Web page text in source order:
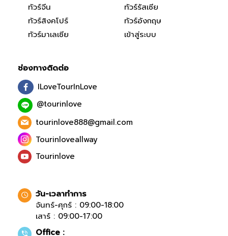
ทัวร์จีน
ทัวร์สิงคโปร์
ทัวร์มาเลเซีย
ทัวร์รัสเซีย
ทัวร์อังกฤษ
เข้าสู่ระบบ
ช่องทางติดต่อ
ILoveTourInLove
@tourinlove
tourinlove888@gmail.com
Tourinloveallway
Tourinlove
วัน-เวลาทำการ
จันทร์-ศุกร์ : 09:00-18:00
เสาร์ : 09:00-17:00
Office :